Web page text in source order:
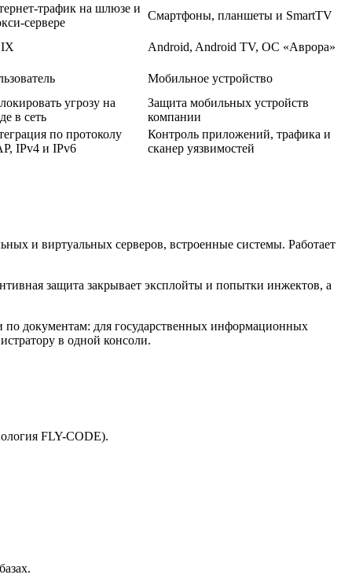
трафик на шлюзе и
сервере
Смартфоны, планшеты и SmartTV
Android, Android TV, ОС «Аврора»
Мобильное устройство
угрозу на
в сеть
Защита мобильных устройств
компании
по протоколу
IPv4 и IPv6
Контроль приложений, трафика и
сканер уязвимостей
и виртуальных серверов, встроенные системы. Работает
защита закрывает эксплойты и попытки инжектов, а
документам: для государственных информационных
в одной консоли.
FLY-CODE).